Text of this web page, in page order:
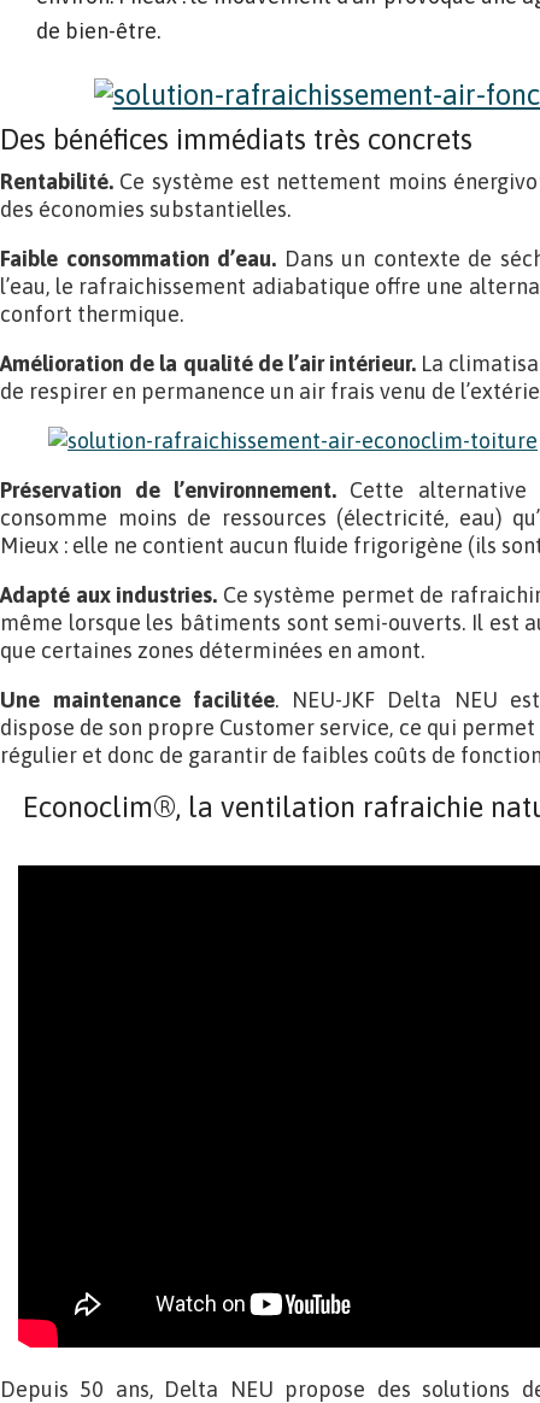
de bien-être.
Des bénéfices immédiats très concrets
Rentabilité. Ce système est nettement moins
des économies substantielles.
Faible consommation d’eau. Dans un contexte de
l’eau, le rafraichissement adiabatique offre une
confort thermique.
Amélioration de la qualité de l’air intérieur. La
de respirer en permanence un air frais venu de
Préservation de l’environnement. Cette alternative
consomme moins de ressources (électricité, eau)
Mieux : elle ne contient aucun fluide frigorigène (ils
Adapté aux industries. Ce système permet de
même lorsque les bâtiments sont semi-ouverts. Il est
que certaines zones déterminées en amont.
Une maintenance facilitée. NEU-JKF Delta NEU
dispose de son propre Customer service, ce qui
régulier et donc de garantir de faibles coûts de
Econoclim®, la ventilation rafraichie
Depuis 50 ans, Delta NEU propose des solutions